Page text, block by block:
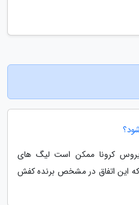
کرونا ممکن است لیگ های
که این اتفاق در مشخص برنده کفش